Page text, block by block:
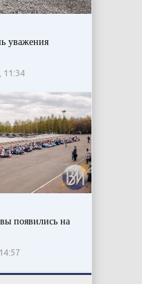
уважения
11:34
появились на